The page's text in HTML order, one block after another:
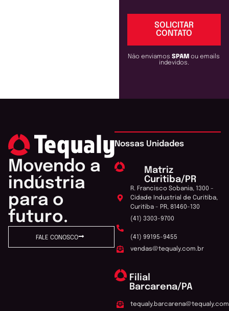
SOLICITAR
CONTATO
Não enviamosSPAMou emails
indevidos.
Movendo a
indústria
para o
futuro.
FALE CONOSCO
Nossas Unidades
Matriz
Curitiba/PR
R. Francisco Sobania, 1300 -
Cidade Industrial de Curitiba,
Curitiba - PR, 81460-130
(41) 3303-9700
(41) 99195-9455
vendas@tequaly.com.br
Filial
Barcarena/PA